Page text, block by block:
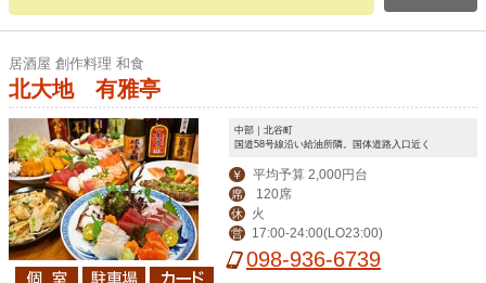
居酒屋 創作料理 和食
北大地 有雅亭
中部｜北谷町
国道58号線沿い給油所隣。国体道路入口近く
￥ 平均予算 2,000円台
席 120席
休 火
営 17:00-24:00(LO23:00)
098-936-6739